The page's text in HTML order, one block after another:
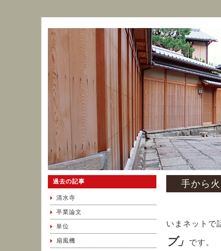
手から
いまネットで
ブ」
です。
過去の記事
清水寺
卒業論文
単位
扇風機